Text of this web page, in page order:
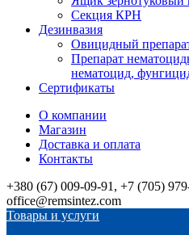
Секция КРН
Дезинвазия
Овицидный
Препарат
нематоцид,
Сертификаты
О компании
Магазин
Доставка и оплата
Контакты
+380 (67) 009-09-91, +7 (705)
office@remsintez.com
Товары и услуги